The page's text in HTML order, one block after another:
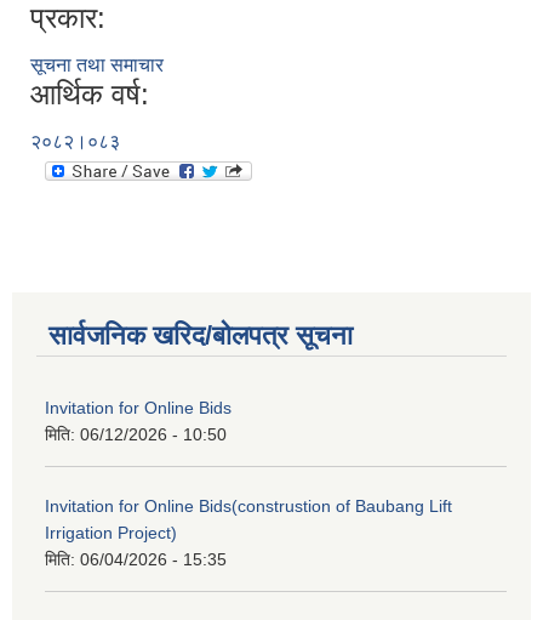
प्रकार:
सूचना तथा समाचार
आर्थिक वर्ष:
२०८२।०८३
सार्वजनिक खरिद/बोलपत्र सूचना
Invitation for Online Bids
मिति: 06/12/2026 - 10:50
Invitation for Online Bids(construstion of Baubang Lift
Irrigation Project)
मिति: 06/04/2026 - 15:35